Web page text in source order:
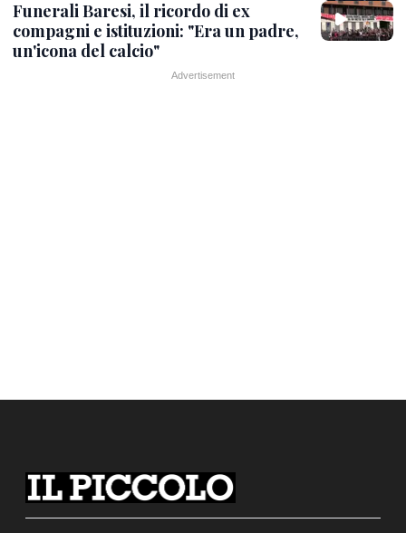
Funerali Baresi, il ricordo di ex
compagni e istituzioni: "Era un padre,
un'icona del calcio"